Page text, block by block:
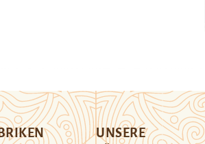
UNSERE